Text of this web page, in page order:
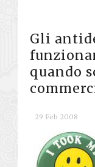
Gli
quando
29 Feb 2008